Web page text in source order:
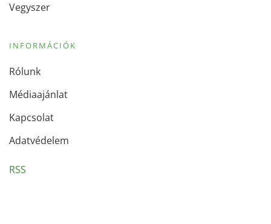
Vegyszer
INFORMÁCIÓK
Rólunk
Médiaajánlat
Kapcsolat
Adatvédelem
RSS